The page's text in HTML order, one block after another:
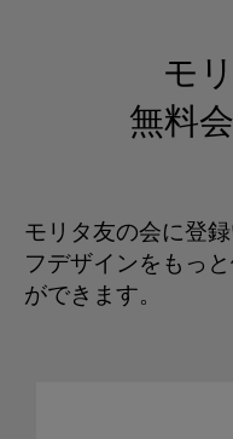
モ
無料
モリタ友の会に登
フデザインをもっ
ができます。